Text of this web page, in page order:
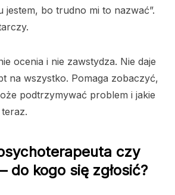
jestem, bo trudno mi to nazwać”.
ocenia i nie zawstydza. Nie daje
na wszystko. Pomaga zobaczyć,
podtrzymywać problem i jakie
czy
do kogo się zgłosić?